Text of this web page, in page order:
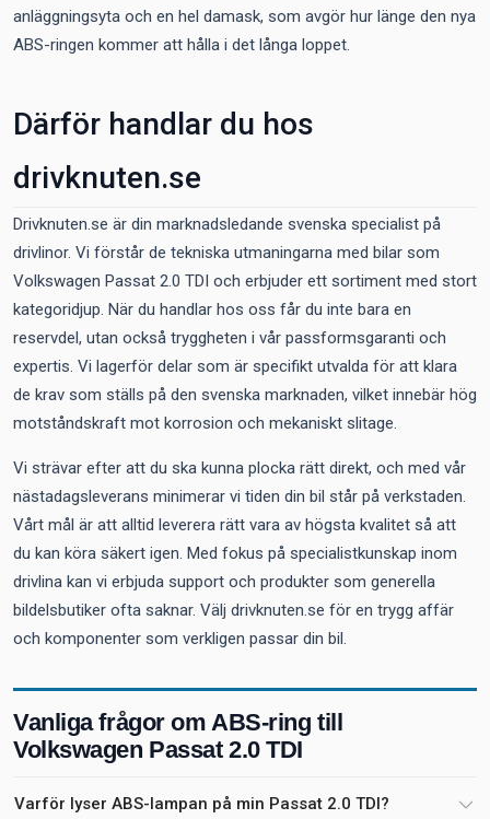
anläggningsyta och en hel damask, som avgör hur länge den nya
ABS-ringen kommer att hålla i det långa loppet.
Därför handlar du hos
drivknuten.se
Drivknuten.se är din marknadsledande svenska specialist på
drivlinor. Vi förstår de tekniska utmaningarna med bilar som
Volkswagen Passat 2.0 TDI och erbjuder ett sortiment med stort
kategoridjup. När du handlar hos oss får du inte bara en
reservdel, utan också tryggheten i vår passformsgaranti och
expertis. Vi lagerför delar som är specifikt utvalda för att klara
de krav som ställs på den svenska marknaden, vilket innebär hög
motståndskraft mot korrosion och mekaniskt slitage.
Vi strävar efter att du ska kunna plocka rätt direkt, och med vår
nästadagsleverans minimerar vi tiden din bil står på verkstaden.
Vårt mål är att alltid leverera rätt vara av högsta kvalitet så att
du kan köra säkert igen. Med fokus på specialistkunskap inom
drivlina kan vi erbjuda support och produkter som generella
bildelsbutiker ofta saknar. Välj drivknuten.se för en trygg affär
och komponenter som verkligen passar din bil.
Vanliga frågor om ABS-ring till
Volkswagen Passat 2.0 TDI
Varför lyser ABS-lampan på min Passat 2.0 TDI?